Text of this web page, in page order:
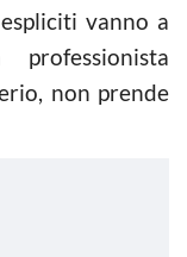
vanno a
non prende